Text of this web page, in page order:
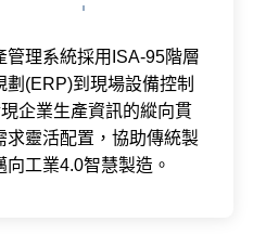
管理系統採用ISA-95階層
(ERP)到現場設備控制
企業生產資訊的縱向貫
求靈活配置，協助傳統製
工業4.0智慧製造。